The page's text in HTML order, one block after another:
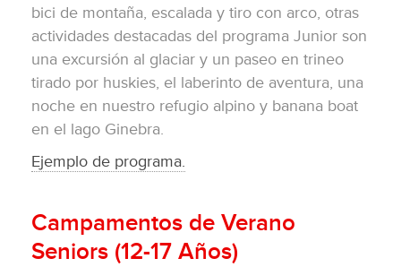
bici de montaña, escalada y tiro con arco, otras
actividades destacadas del programa Junior son
una excursión al glaciar y un paseo en trineo
tirado por huskies, el laberinto de aventura, una
noche en nuestro refugio alpino y banana boat
en el lago Ginebra.
Ejemplo de programa.
Campamentos de Verano
Seniors (12-17 Años)